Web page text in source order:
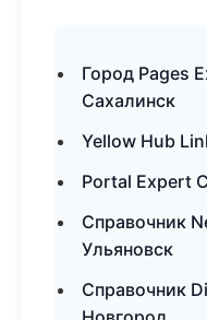
Город Pages
Сахалинск
Yellow Hub
Portal Expert
Справочник
Ульяновск
Справочник